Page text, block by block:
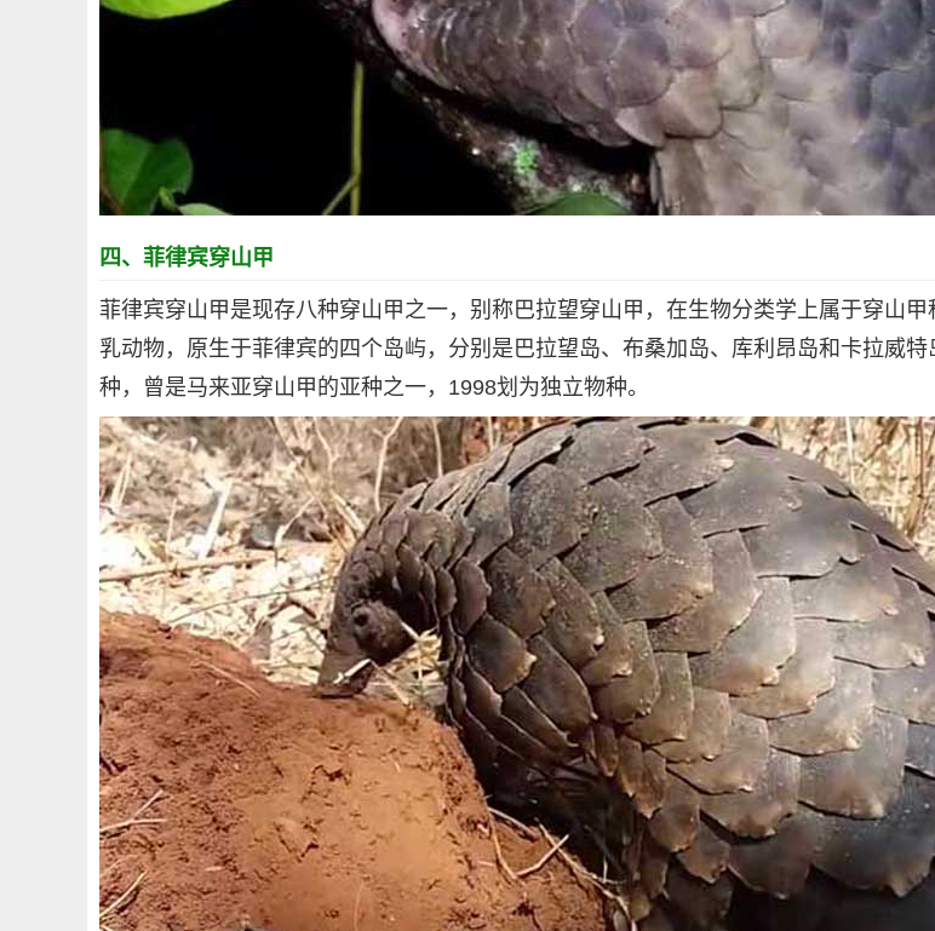
四、菲律宾穿山甲
菲律宾穿山甲是现存八种穿山甲之一，别称巴拉望穿山甲，在生物分类学上属于穿山
乳动物，原生于菲律宾的四个岛屿，分别是巴拉望岛、布桑加岛、库利昂岛和卡拉威特
种，曾是马来亚穿山甲的亚种之一，1998划为独立物种。